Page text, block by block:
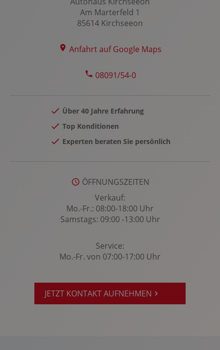
Lenksäule verstellbar
Leuchtweitenregulierung
Lichtsensor
Multi-Funktions-Display
Multimedia-System
MyKey Schlüsselsystem
Notrufsystem
Radio-Navigationssystem: Ford SYNC 3
Reifendruckkontrolle
Rückfahrkamera
Rücksitze klappbar
Am Marterfeld 1
85614 Kirchseeon
Anfahrt auf Google Maps
08091/54-0
Über 40 Jahre Erfahrung
Top Konditionen
Experten beraten Sie persönlich
ÖFFNUNGSZEITEN
Verkauf:
Mo.-Fr.: 08:00-18:00 Uhr
Samstags: 09:00 -13:00 Uhr
Service:
Mo.-Fr. von 07:00-17:00 Uhr
JETZT KONTAKT AUFNEHMEN